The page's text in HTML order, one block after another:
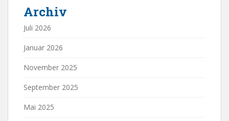
Archiv
Juli 2026
Januar 2026
November 2025
September 2025
Mai 2025